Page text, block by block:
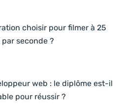
choisir pour filmer à 25
par seconde ?
web : le diplôme est-il
pour réussir ?